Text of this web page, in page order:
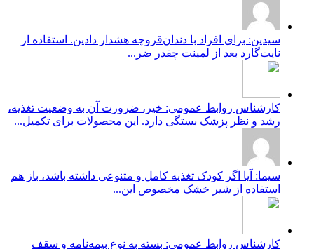
سیدین: برای افراد با دندان‌قروچه هشدار دادین. استفاده از
نایت‌گارد بعد از لمینت چقدر ضر...
کارشناس روابط عمومی: خیر، ضرورت آن به وضعیت تغذیه،
رشد و نظر پزشک بستگی دارد. این محصولات برای تکمیل...
سیما: آیا اگر کودک تغذیه کامل و متنوعی داشته باشد، باز هم
استفاده از شیر خشک مخصوص این...
کارشناس روابط عمومی: بسته به نوع بیمه‌نامه و سقف